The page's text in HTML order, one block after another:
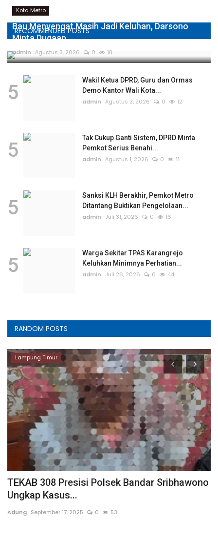
RECOMMENDED POSTS
Kota Metro
Bau Menyengat Masih Jadi Keluhan, Darsono
Minta Dugaan...
admin Agustus 3, 2026 0 18
5
Wakil Ketua DPRD, Guru dan Ormas
Demo Kantor Wali Kota...
admin Agustus 3, 2026 0 12
5
Tak Cukup Ganti Sistem, DPRD Minta
Pemkot Serius Benahi...
admin Agustus 1, 2026 0 11
5
Sanksi KLH Berakhir, Pemkot Metro
Ditantang Buktikan Pengelolaan...
admin
Juli 31, 2026 0 16
5
Warga Sekitar TPAS Karangrejo
Keluhkan Minimnya Perhatian...
admin
Juli 26, 2026 0 44
RANDOM POSTS
Lampung Timur
TEKAB 308 Presisi Polsek Bandar Sribhawono
Ungkap Kasus...
Adung September 17, 2025 0 53